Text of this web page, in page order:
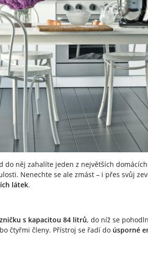
do něj zahalíte jeden z největších
Nenechte se ale zmást – i přes svůj
látek.
s kapacitou 84 litrů, do níž se
čtyřmi členy. Přístroj se řadí do úsporné